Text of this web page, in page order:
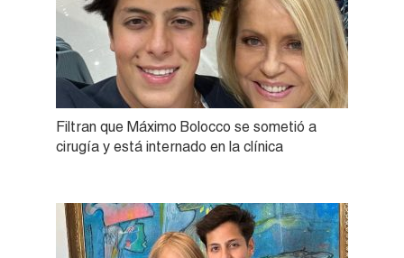
Filtran que Máximo Bolocco se sometió a
cirugía y está internado en la clínica